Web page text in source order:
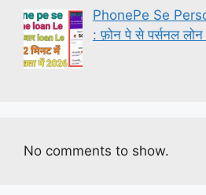
PhonePe Se
: फ़ोन पे से पर्सनल
No comments to show.